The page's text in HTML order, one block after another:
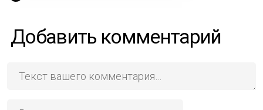
Добавить комментарий